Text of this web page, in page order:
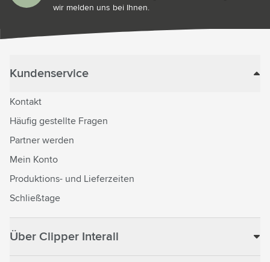
wir melden uns bei Ihnen.
Kundenservice
Kontakt
Häufig gestellte Fragen
Partner werden
Mein Konto
Produktions- und Lieferzeiten
Schließtage
Über Clipper Interall